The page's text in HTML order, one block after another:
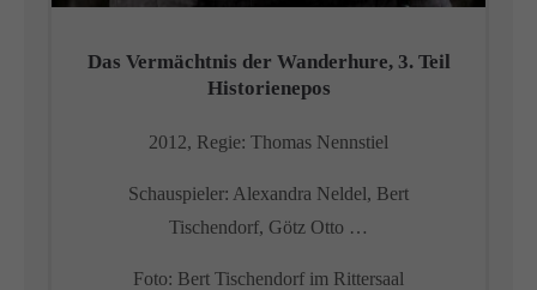
Das Vermächtnis der Wanderhure, 3. Teil
Historienepos
2012, Regie: Thomas Nennstiel
Schauspieler: Alexandra Neldel, Bert
Tischendorf, Götz Otto …
Foto: Bert Tischendorf im Rittersaal